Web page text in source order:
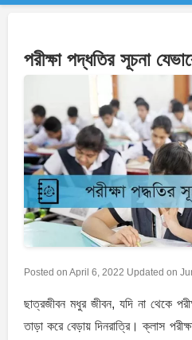
পরীক্ষা পদ্ধতির সূচনা
Posted on April 6, 2022 Updated on
ছাত্রজীবন মধুর জীবন, যদি না থেকে
তাড়া করে বেড়ায় দিনরাত্রি। ক্লাস